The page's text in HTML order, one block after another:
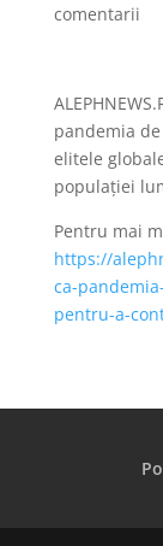
comentarii
pandemia
elitele
populației
Pentru mai
https://
ca-
pentru-a-